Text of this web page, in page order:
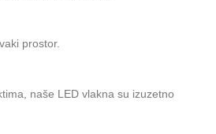
prostor.
naše LED vlakna su izuzetno